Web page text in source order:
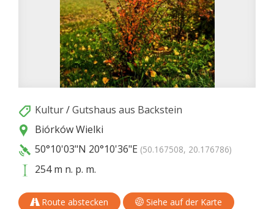
Kultur/Gutshaus aus Backstein
Biórków Wielki
50°10'03"N 20°10'36"E (50.167508, 20.176786)
254 m n. p. m.
Route abstecken Siehe auf der Karte